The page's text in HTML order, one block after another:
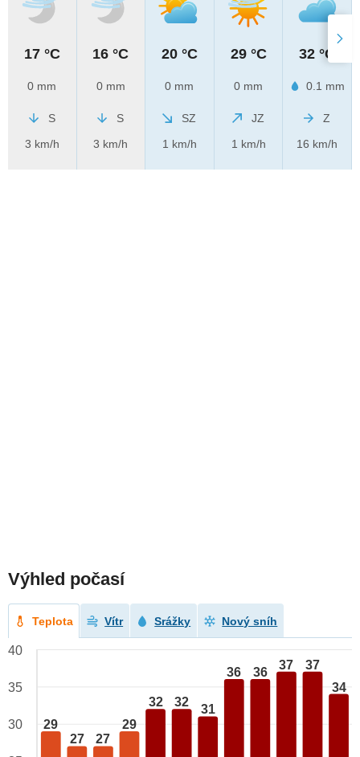
17 °C
0 mm
S
3 km/h
16 °C
0 mm
S
3 km/h
20 °C
0 mm
SZ
1 km/h
29 °C
0 mm
JZ
1 km/h
32 °C
0.1 mm
Z
16 km/h
Výhled počasí
Teplota Vítr Srážky Nový sníh
29
27 27
29
32 32
31
36 36
37 37
34
40
35
30